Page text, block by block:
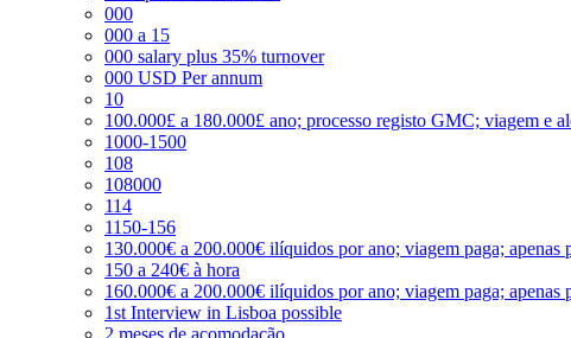
000
000 a 15
000 salary plus 35% turnover
000 USD Per annum
10
100.000£ a 180.000£ ano; processo registo GMC; viagem e
1000-1500
108
108000
114
1150-156
130.000€ a 200.000€ ilíquidos por ano; viagem paga; apenas
150 a 240€ à hora
160.000€ a 200.000€ ilíquidos por ano; viagem paga; apenas
1st Interview in Lisboa possible
2 meses de acomodação